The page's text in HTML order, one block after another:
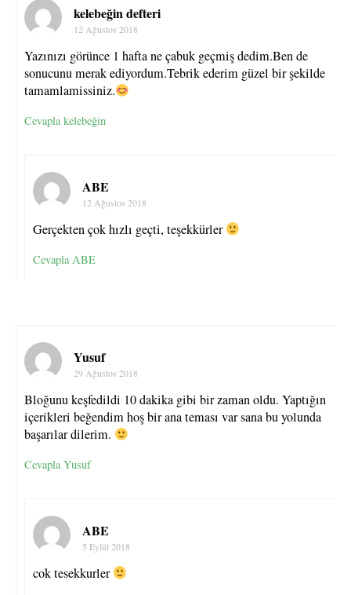
kelebeğin defteri
12 Ağustos 2018
Yazınızı görünce 1 hafta ne çabuk geçmiş dedim.Ben de
sonucunu merak ediyordum.Tebrik ederim güzel bir şekilde
tamamlamissiniz.
Cevapla kelebeğin
ABE
12 Ağustos 2018
Gerçekten çok hızlı geçti, teşekkürler
Cevapla ABE
Yusuf
29 Ağustos 2018
Bloğunu keşfedildi 10 dakika gibi bir zaman oldu. Yaptığın
içerikleri beğendim hoş bir ana teması var sana bu yolunda
başarılar dilerim.
Cevapla Yusuf
ABE
5 Eylül 2018
cok tesekkurler